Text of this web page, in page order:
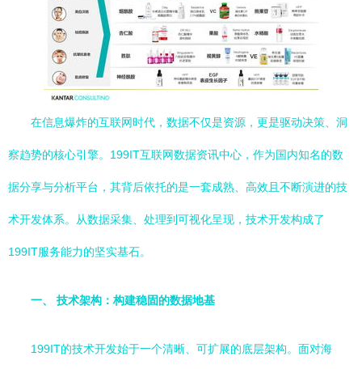
在信息爆炸的互联网时代，数据不仅是资源，更是驱动决策、洞
察趋势的核心引擎。199IT互联网数据资讯中心，作为国内知名的数
据分享与分析平台，其背后依托的是一套成熟、高效且不断演进的技
术开发体系。从数据采集、处理到可视化呈现，技术开发构成了
199IT服务能力的坚实基石。
一、 技术架构：构建稳固的数据地基
199IT的技术开发始于一个清晰、可扩展的底层架构。面对海